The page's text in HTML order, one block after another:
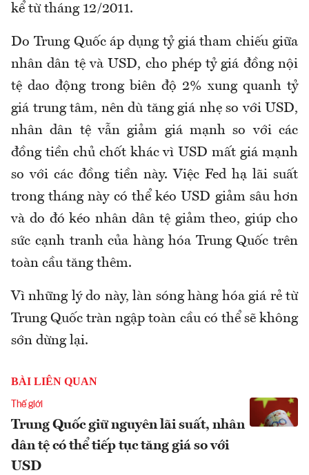
kể từ tháng 12/2011.
Do Trung Quốc áp dụng tỷ giá tham chiếu giữa
nhân dân tệ và USD, cho phép tỷ giá đồng nội
tệ dao động trong biên độ 2% xung quanh tỷ
giá trung tâm, nên dù tăng giá nhẹ so với USD,
nhân dân tệ vẫn giảm giá mạnh so với các
đồng tiền chủ chốt khác vì USD mất giá mạnh
so với các đồng tiền này. Việc Fed hạ lãi suất
trong tháng này có thể kéo USD giảm sâu hơn
và do đó kéo nhân dân tệ giảm theo, giúp cho
sức cạnh tranh của hàng hóa Trung Quốc trên
toàn cầu tăng thêm.
Vì những lý do này, làn sóng hàng hóa giá rẻ từ
Trung Quốc tràn ngập toàn cầu có thể sẽ không
sớn dừng lại.
BÀI LIÊN QUAN
Thế giới
Trung Quốc giữ nguyên lãi suất, nhân
dân tệ có thể tiếp tục tăng giá so với
USD